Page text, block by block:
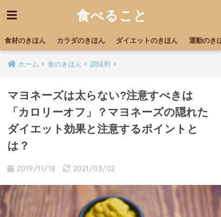
食べること
食材のきほん カラダのきほん ダイエットのきほん 運動のき
ホーム 食のきほん 調味料
マヨネーズは太らない?注意すべきは
「カロリーオフ」？マヨネーズの隠れた
ダイエット効果と注意するポイントと
は？
2019/11/18 2021/03/02